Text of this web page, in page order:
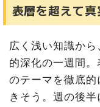
表層を超えて
広く浅い知識か
的深化の一週間
のテーマを徹底
きそう。週の後